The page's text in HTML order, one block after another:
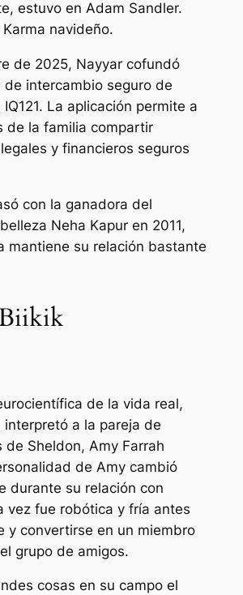
estuvo en Adam Sandler.
Karma navideño.
de 2025, Nayyar cofundó
de intercambio seguro de
La aplicación permite a
de la familia compartir
y financieros seguros
con la ganadora del
Neha Kapur en 2011,
mantiene su relación bastante
de la vida real,
interpretó a la pareja de
de Sheldon, Amy Farrah
de Amy cambió
durante su relación con
vez fue robótica y fría antes
y convertirse en un miembro
grupo de amigos.
cosas en su campo el